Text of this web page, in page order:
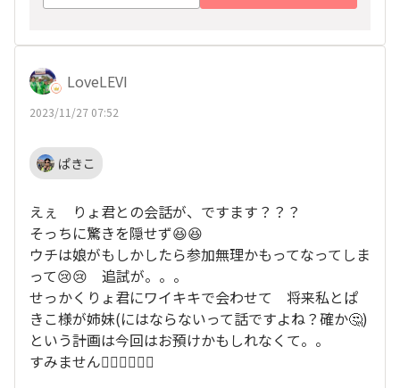
LoveLEVI
2023/11/27 07:52
ぱきこ
えぇ りょ君との会話が、ですます？？？
そっちに驚きを隠せず😆😆
ウチは娘がもしかしたら参加無理かもってなってしま
って😢😢 追試が。。。
せっかくりょ君にワイキキで会わせて 将来私とぱ
きこ様が姉妹(にはならないって話ですよね？確か🤔)
という計画は今回はお預けかもしれなくて。。
すみません🙇‍♀️🙇‍♀️🙇‍♀️